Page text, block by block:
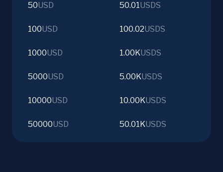
50USD 50.01USDS
100USD 100.02USDS
1000USD 1.00KUSDS
5000USD 5.00KUSDS
10000USD 10.00KUSDS
50000USD 50.01KUSDS